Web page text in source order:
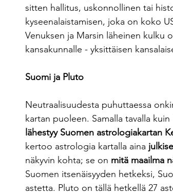
sitten hallitus, uskonnollinen tai
kyseenalaistamisen, joka on koko
Venuksen ja Marsin läheinen kulku
kansakunnalle - yksittäisen
Suomi ja Pluto
Neutraalisuudesta puhuttaessa
kartan puoleen. Samalla tavalla
lähestyy Suomen astrologiakartan
kertoo astrologia kartalla aina
näkyvin kohta; se on mitä maailma
Suomen itsenäisyyden hetkeksi,
astetta. Pluto on tällä hetkellä 27